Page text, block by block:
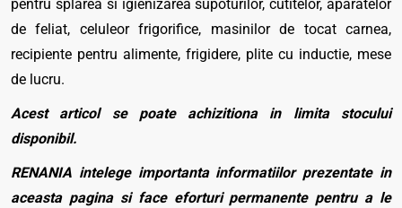
pentru splarea si igienizarea supoturilor, cutitelor, aparatelor
de feliat, celuleor frigorifice, masinilor de tocat carnea,
recipiente pentru alimente, frigidere, plite cu inductie, mese
de lucru.
Acest articol se poate achizitiona in limita stocului
disponibil.
RENANIA intelege importanta informatiilor prezentate in
aceasta pagina si face eforturi permanente pentru a le